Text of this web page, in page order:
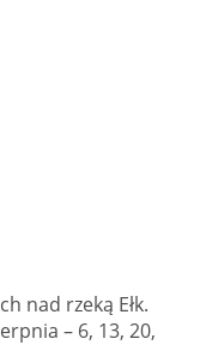
nad rzeką Ełk.
– 6, 13, 20,